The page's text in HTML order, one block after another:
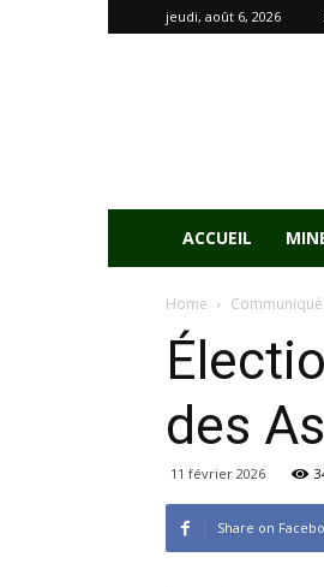
jeudi, août 6, 2026
ACCUEIL
Home
des
11 février 2026
Share on